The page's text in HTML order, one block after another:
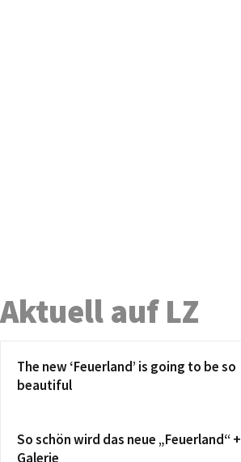
Aktuell auf LZ
The new ‘Feuerland’ is going to be so
beautiful
So schön wird das neue „Feuerland“ +
Galerie